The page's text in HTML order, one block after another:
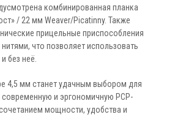
комбинированная планка
/ 22 мм Weaver/Picatinny. Также
прицельные приспособления
что позволяет использовать
без неё.
4,5 мм станет удачным выбором для
современную и эргономичную PCP-
мощности, удобства и